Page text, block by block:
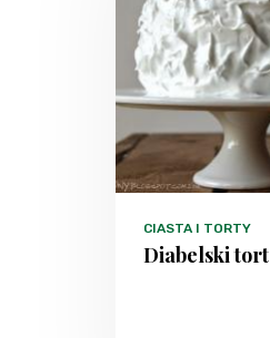
CIASTA I TORTY
Diabelski tort